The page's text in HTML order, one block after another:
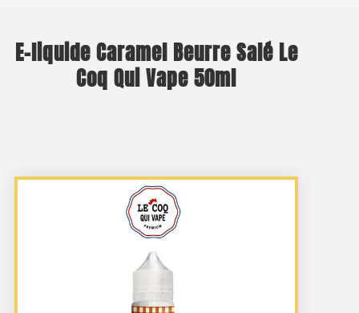
E-liquide Caramel Beurre Salé Le
Coq Qui Vape 50ml